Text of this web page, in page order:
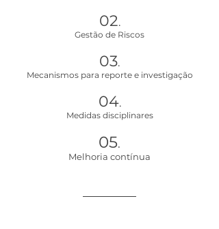
02.
Gestão de Riscos
03.
Mecanismos para reporte e investigação
04.
Medidas disciplinares
05.
Melhoria contínua